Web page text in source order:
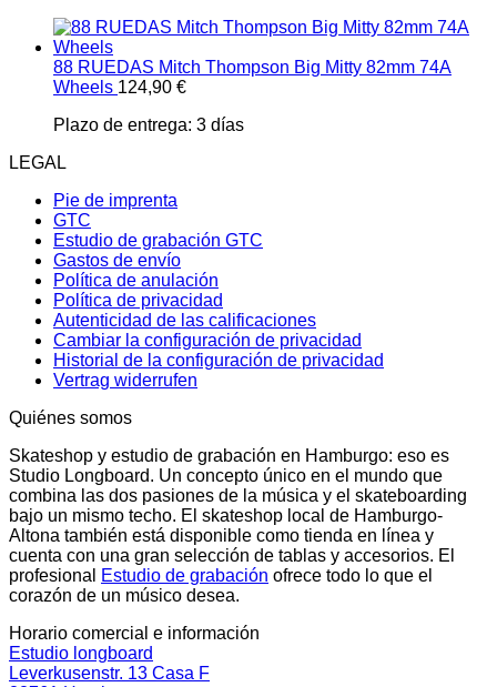
88 RUEDAS Mitch Thompson Big Mitty 82mm 74A
Wheels 124,90 €
Plazo de entrega: 3 días
LEGAL
Pie de imprenta
GTC
Estudio de grabación GTC
Gastos de envío
Política de anulación
Política de privacidad
Autenticidad de las calificaciones
Cambiar la configuración de privacidad
Historial de la configuración de privacidad
Vertrag widerrufen
Quiénes somos
Skateshop y estudio de grabación en Hamburgo: eso es
Studio Longboard. Un concepto único en el mundo que
combina las dos pasiones de la música y el skateboarding
bajo un mismo techo. El skateshop local de Hamburgo-
Altona también está disponible como tienda en línea y
cuenta con una gran selección de tablas y accesorios. El
profesional
Estudio de grabación ofrece todo lo que el
corazón de un músico desea.
Horario comercial e información
Estudio longboard
Leverkusenstr. 13 Casa F